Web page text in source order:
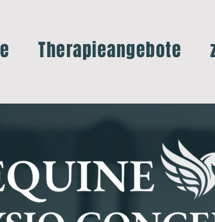
Therapieangebote